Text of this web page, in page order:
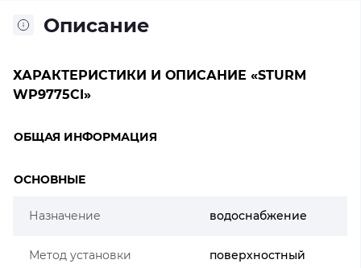
Описание
ХАРАКТЕРИСТИКИ И ОПИСАНИЕ «STURM
WP9775CI»
ОБЩАЯ ИНФОРМАЦИЯ
ОСНОВНЫЕ
Назначение водоснабжение
Метод установки поверхностный